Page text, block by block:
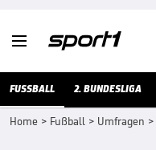

FUSSBALL 2. BUNDESLIGA
Home > Fußball > Umfragen >